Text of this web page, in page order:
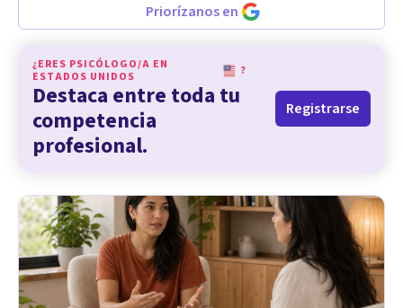
Priorízanos en
¿ERES PSICÓLOGO/A EN
ESTADOS UNIDOS
?
Destaca entre toda tu
competencia
profesional.
Registrarse